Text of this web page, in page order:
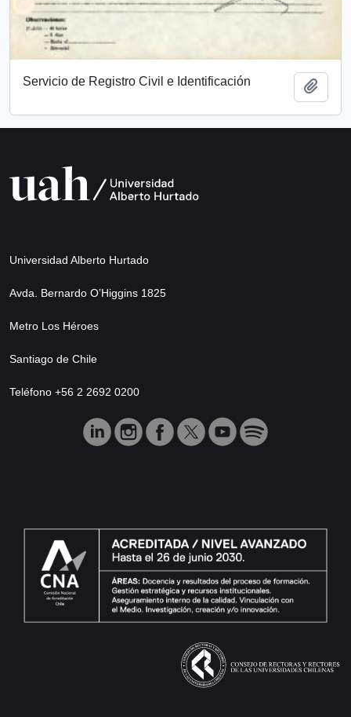
Servicio de Registro Civil e Identificación
Universidad Alberto Hurtado
Avda. Bernardo O’Higgins 1825
Metro Los Héroes
Santiago de Chile
Teléfono +56 2 2692 0200